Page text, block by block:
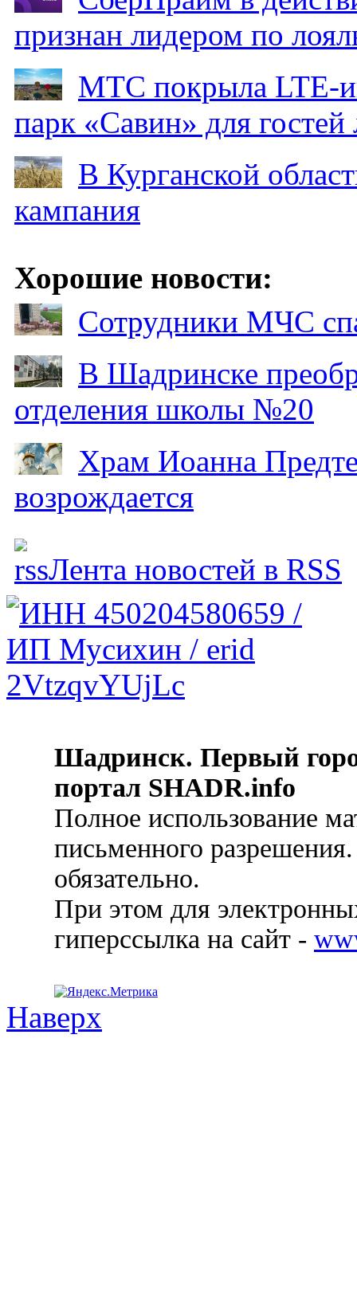
признан лидером по
МТС покрыла LTE-
парк «Савин» для гостей
В Курганской
кампания
Хорошие новости:
Сотрудники МЧС
В Шадринске
отделения школы №20
Храм Иоанна
возрождается
Лента новостей в RSS
Шадринск. Первый
портал SHADR.info
Полное использование
письменного
обязательно.
При этом для
гиперссылка на сайт -
Наверх